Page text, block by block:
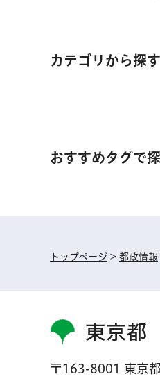
カテゴリから探す
おすすめタグで
トップページ > 都政情報
東京都
〒163-8001 東京